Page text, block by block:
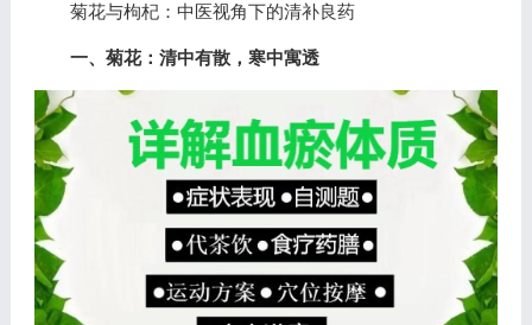
菊花与枸杞：中医视角下的清补良药
一、菊花：清中有散，寒中寓透